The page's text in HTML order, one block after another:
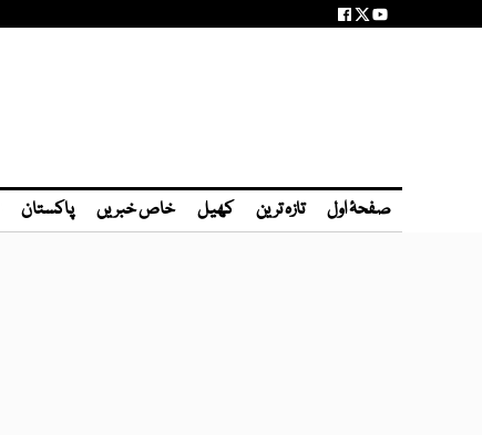
صفحۂ اول تازہ ترین کھیل خاص خبریں پاکستان